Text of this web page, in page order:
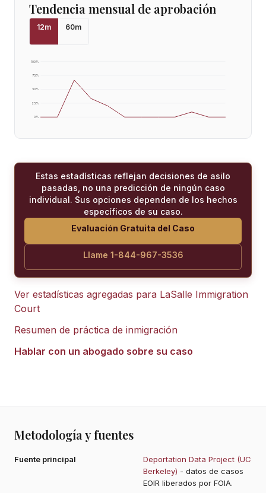
Tendencia mensual de aprobación
12m 60m
0%
25%
50%
75%
100%
Estas estadísticas reflejan decisiones de asilo
pasadas, no una predicción de ningún caso
individual. Sus opciones dependen de los hechos
específicos de su caso.
Evaluación Gratuita del Caso
Llame 1-844-967-3536
Ver estadísticas agregadas para LaSalle Immigration
Court
Resumen de práctica de inmigración
Hablar con un abogado sobre su caso
Metodología y fuentes
Fuente principal
Deportation Data Project (UC
Berkeley) - datos de casos
EOIR liberados por FOIA.